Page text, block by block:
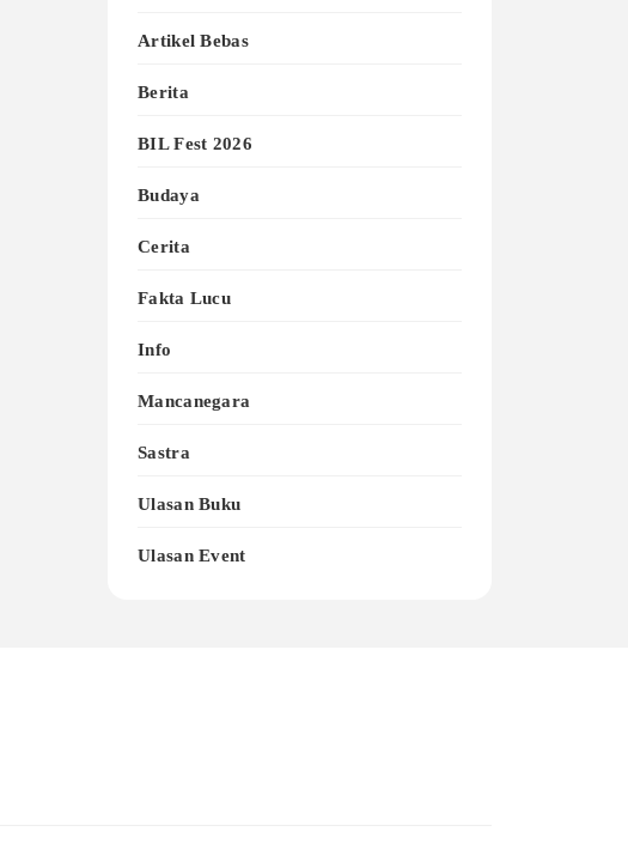
Artikel Bebas
Berita
BIL Fest 2026
Budaya
Cerita
Fakta Lucu
Info
Mancanegara
Sastra
Ulasan Buku
Ulasan Event